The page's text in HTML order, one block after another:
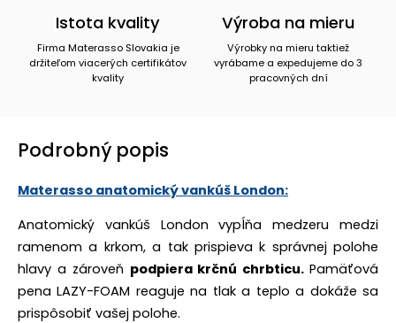
Istota kvality
Firma Materasso Slovakia je
držiteľom viacerých certifikátov
kvality
Výroba na mieru
Výrobky na mieru taktiež
vyrábame a expedujeme do 3
pracovných dní
Podrobný popis
Materasso anatomický vankúš London:
Anatomický vankúš London vypĺňa medzeru medzi
ramenom a krkom, a tak prispieva k správnej polohe
hlavy a zároveň podpiera krčnú chrbticu. Pamäťová
pena LAZY-FOAM reaguje na tlak a teplo a dokáže sa
prispôsobiť vašej polohe.